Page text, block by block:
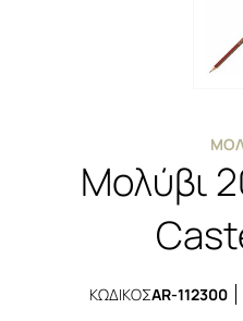
Μολύβι
ΚΩΔΙΚΟΣAR-112300